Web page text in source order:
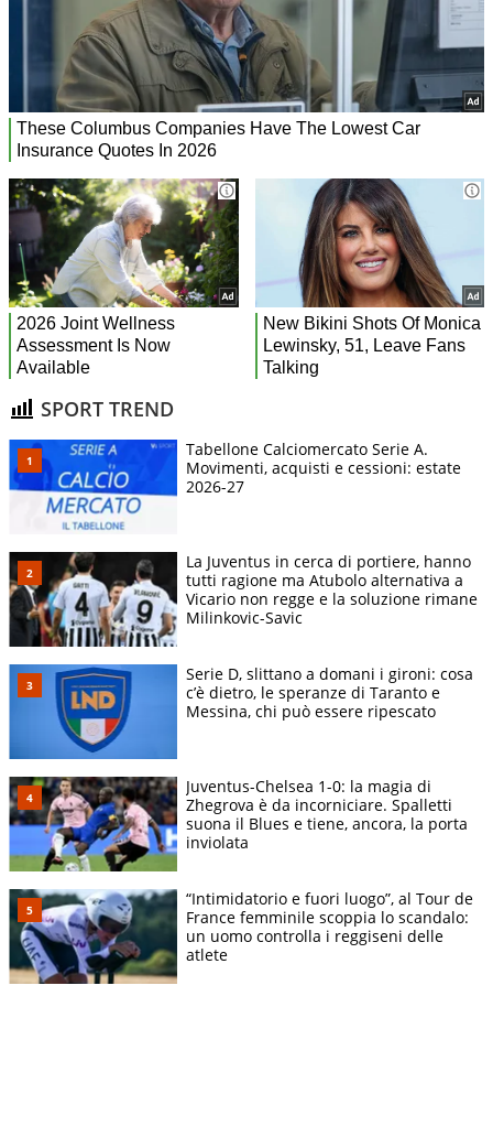
SPORT TREND
Tabellone Calciomercato Serie A.
Movimenti, acquisti e cessioni: estate
2026-27
La Juventus in cerca di portiere, hanno
tutti ragione ma Atubolo alternativa a
Vicario non regge e la soluzione rimane
Milinkovic-Savic
Serie D, slittano a domani i gironi: cosa
c’è dietro, le speranze di Taranto e
Messina, chi può essere ripescato
Juventus-Chelsea 1-0: la magia di
Zhegrova è da incorniciare. Spalletti
suona il Blues e tiene, ancora, la porta
inviolata
“Intimidatorio e fuori luogo”, al Tour de
France femminile scoppia lo scandalo:
un uomo controlla i reggiseni delle
atlete